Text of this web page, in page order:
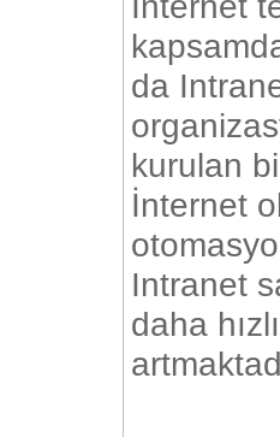
da
kurulan
İnternet
Intranet
daha